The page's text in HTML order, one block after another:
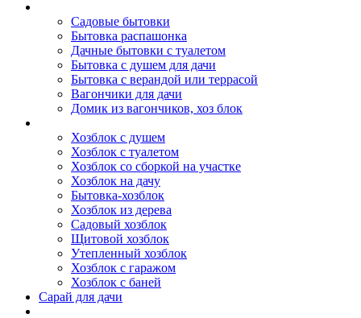
Садовые бытовки
Бытовка распашонка
Дачные бытовки с туалетом
Бытовка с душем для дачи
Бытовка с верандой или террасой
Вагончики для дачи
Домик из вагончиков, хоз блок
Хозблок с душем
Хозблок с туалетом
Хозблок со сборкой на участке
Хозблок на дачу
Бытовка-хозблок
Хозблок из дерева
Садовый хозблок
Щитовой хозблок
Утепленный хозблок
Хозблок с гаражом
Хозблок с баней
Сарай для дачи